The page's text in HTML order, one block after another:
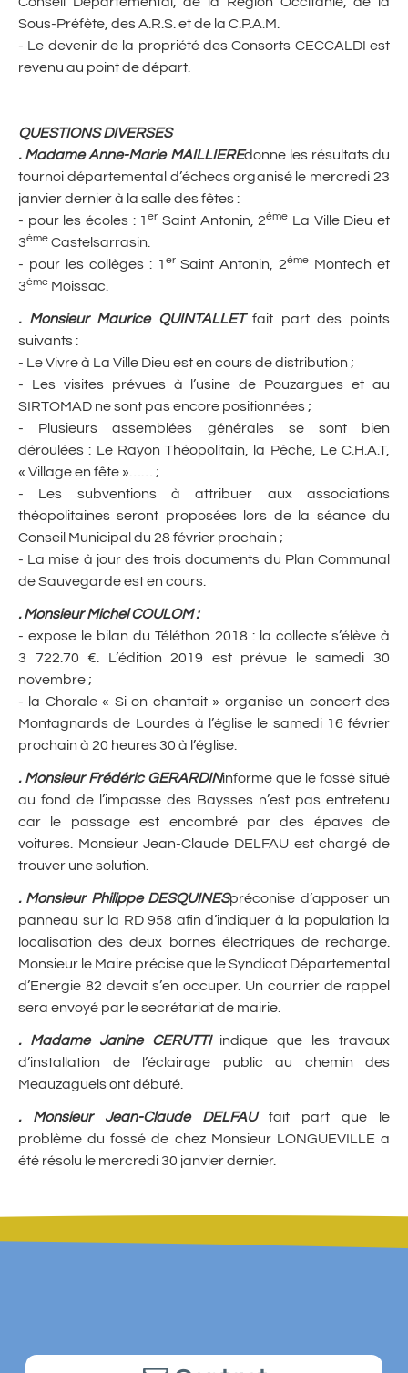
Sous-Préfète, des A.R.S. et de la C.P.A.M.
- Le devenir de la propriété des Consorts CECCALDI est
revenu au point de départ.
QUESTIONS DIVERSES
. Madame Anne-Marie MAILLIEREdonne les résultats du
tournoi départemental d’échecs organisé le mercredi 23
janvier dernier à la salle des fêtes :
- pour les écoles : 1er Saint Antonin, 2ème La Ville Dieu et
3ème Castelsarrasin.
- pour les collèges : 1 er Saint Antonin, 2ème Montech et
3ème Moissac.
. Monsieur Maurice QUINTALLETfait part des points
suivants :
- Le Vivre à La Ville Dieu est en cours de distribution ;
- Les visites prévues à l’usine de Pouzargues et au
SIRTOMAD ne sont pas encore positionnées ;
- Plusieurs assemblées générales se sont bien
déroulées : Le Rayon Théopolitain, la Pêche, Le C.H.A.T,
« Village en fête »…… ;
- Les subventions à attribuer aux associations
théopolitaines seront proposées lors de la séance du
Conseil Municipal du 28 février prochain ;
- La mise à jour des trois documents du Plan Communal
de Sauvegarde est en cours.
.Monsieur Michel COULOM:
- expose le bilan du Téléthon 2018 : la collecte s’élève à
3 722.70 €. L’édition 2019 est prévue le samedi 30
novembre ;
- la Chorale « Si on chantait » organise un concert des
Montagnards de Lourdes à l’église le samedi 16 février
prochain à 20 heures 30 à l’église.
. Monsieur Frédéric GERARDINinforme que le fossé situé
au fond de l’impasse des Baysses n’est pas entretenu
car le passage est encombré par des épaves de
voitures. Monsieur Jean-Claude DELFAU est chargé de
trouver une solution.
. Monsieur Philippe DESQUINESpréconise d’apposer un
panneau sur la RD 958 afin d’indiquer à la population la
localisation des deux bornes électriques de recharge.
Monsieur le Maire précise que le Syndicat Départemental
d’Energie 82 devait s’en occuper. Un courrier de rappel
sera envoyé par le secrétariat de mairie.
. Madame Janine CERUTTIindique que les travaux
d’installation de l’éclairage public au chemin des
Meauzaguels ont débuté.
. Monsieur Jean-Claude DELFAUfait part que le
problème du fossé de chez Monsieur LONGUEVILLE a
été résolu le mercredi 30 janvier dernier.